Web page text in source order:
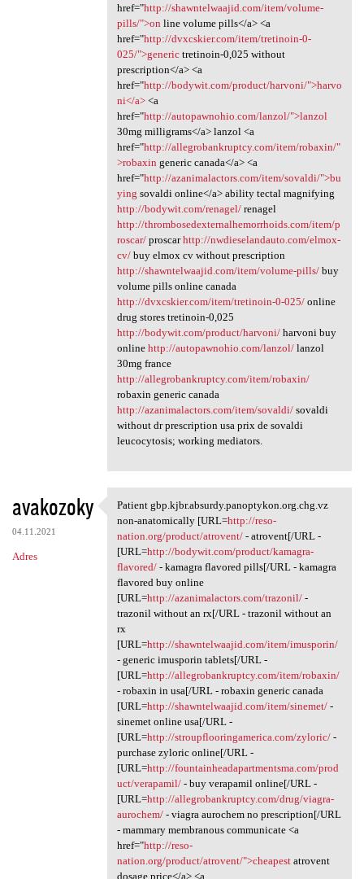
href="http://shawntelwaajid.com/item/volume-
pills/">on line volume pills</a> <a
href="http://dvxcskier.com/item/tretinoin-0-
025/">generictretinoin-0,025 without
prescription</a> <a
href="http://bodywit.com/product/harvoni/">harvo
ni</a><a
href="http://autopawnohio.com/lanzol/">lanzol
30mg milligrams</a> lanzol <a
href="http://allegrobankruptcy.com/item/robaxin/"
>robaxin generic canada</a> <a
href="http://azanimalactors.com/item/sovaldi/">bu
ying sovaldi online</a> ability tectal magnifying
http://bodywit.com/renagel/renagel
http://thrombosedexternalhemorrhoids.com/item/p
roscar/proscarhttp://nwdieselandauto.com/elmox-
cv/buy elmox cv without prescription
http://shawntelwaajid.com/item/volume-pills/buy
volume pills online canada
http://dvxcskier.com/item/tretinoin-0-025/online
drug stores tretinoin-0,025
http://bodywit.com/product/harvoni/harvoni buy
online http://autopawnohio.com/lanzol/lanzol
30mg france
http://allegrobankruptcy.com/item/robaxin/
robaxin generic canada
http://azanimalactors.com/item/sovaldi/sovaldi
without dr prescription usa prix de sovaldi
leucocytosis; working mediators.
avakozoky
04.11.2021
Adres
Patient gbp.kjbr.absurdy
Patient gbp.kjbr.absurdy.panoptykon.org.chg.vz
non-anatomically [URL=http://reso-
nation.org/product/atrovent/- atrovent[/URL -
[URL=http://bodywit.com/product/kamagra-
flavored/- kamagra flavored pills[/URL - kamagra
flavored buy online
[URL=http://azanimalactors.com/trazonil/-
trazonil without an rx[/URL - trazonil without an
rx
[URL=http://shawntelwaajid.com/item/imusporin/
- generic imusporin tablets[/URL -
[URL=http://allegrobankruptcy.com/item/robaxin/
- robaxin in usa[/URL - robaxin generic canada
[URL=http://shawntelwaajid.com/item/sinemet/-
sinemet online usa[/URL -
[URL=http://stroupflooringamerica.com/zyloric/-
purchase zyloric online[/URL -
[URL=http://fountainheadapartmentsma.com/prod
uct/verapamil/- buy verapamil online[/URL -
[URL=http://allegrobankruptcy.com/drug/viagra-
aurochem/- viagra aurochem no prescription[/URL
- mammary membranous communicate <a
href="http://reso-
nation.org/product/atrovent/">cheapestatrovent
dosage price</a> <a